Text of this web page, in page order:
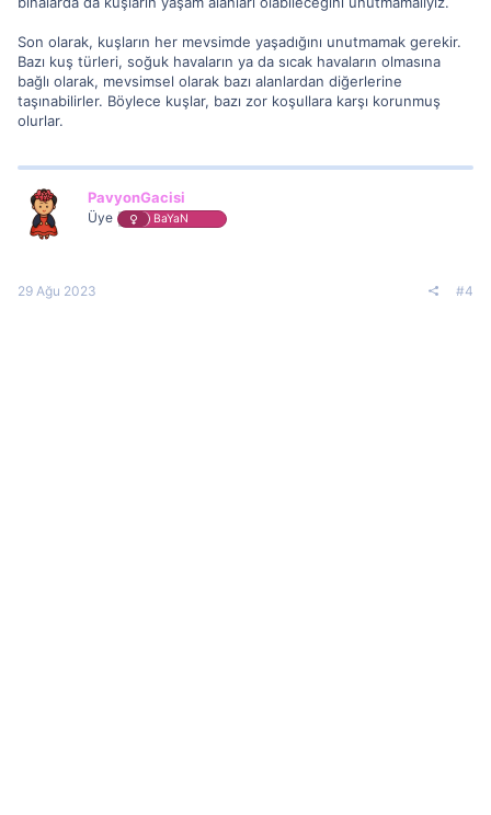
Son olarak, kuşların her mevsimde yaşadığını unutmamak gerekir.
Bazı kuş türleri, soğuk havaların ya da sıcak havaların olmasına
bağlı olarak, mevsimsel olarak bazı alanlardan diğerlerine
taşınabilirler. Böylece kuşlar, bazı zor koşullara karşı korunmuş
olurlar.
PavyonGacisi
Üye BaYaN
29 Ağu 2023 #4